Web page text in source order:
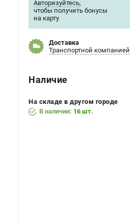
Авторизуйтесь,
чтобы получить бонусы
на карту
Доставка
Транспортной компанией
Наличие
На складе в другом городе
В наличии: 16 шт.